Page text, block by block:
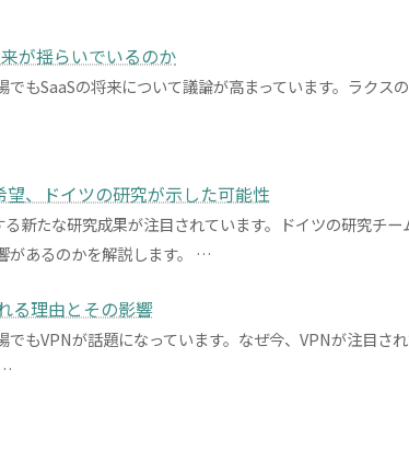
が揺らいでいるのか
でもSaaSの将来について議論が高まっています。ラクス
望、ドイツの研究が示した可能性
新たな研究成果が注目されています。ドイツの研究チ
があるのかを解説します。 …
る理由とその影響
でもVPNが話題になっています。なぜ今、VPNが注目さ